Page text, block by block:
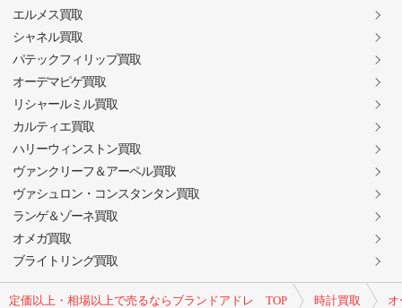
定価以上・相場以上で売るならブランドアドレ TOP 時計買取
エルメス買取
シャネル買取
パテックフィリップ買取
オーデマピゲ買取
リシャールミル買取
カルティエ買取
ハリーウィンストン買取
ヴァンクリーフ＆アーペル買取
ヴァシュロン・コンスタンタン買取
ランゲ＆ゾーネ買取
オメガ買取
ブライトリング買取